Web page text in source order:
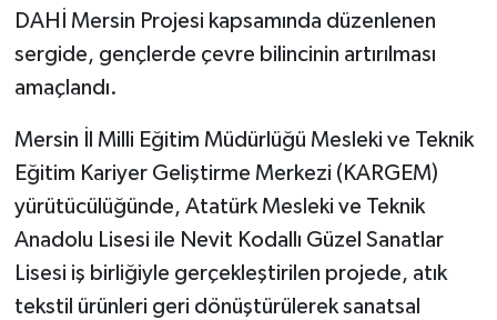
DAHİ Mersin Projesi kapsamında düzenlenen
sergide, gençlerde çevre bilincinin artırılması
amaçlandı.
Mersin İl Milli Eğitim Müdürlüğü Mesleki ve Teknik
Eğitim Kariyer Geliştirme Merkezi (KARGEM)
yürütücülüğünde, Atatürk Mesleki ve Teknik
Anadolu Lisesi ile Nevit Kodallı Güzel Sanatlar
Lisesi iş birliğiyle gerçekleştirilen projede, atık
tekstil ürünleri geri dönüştürülerek sanatsal
MAGAZİN
Otomobil
Sağlık
SİYASET